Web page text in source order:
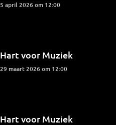
5 april 2026 om 12:00
Hart voor Muziek
29 maart 2026 om 12:00
Hart voor Muziek